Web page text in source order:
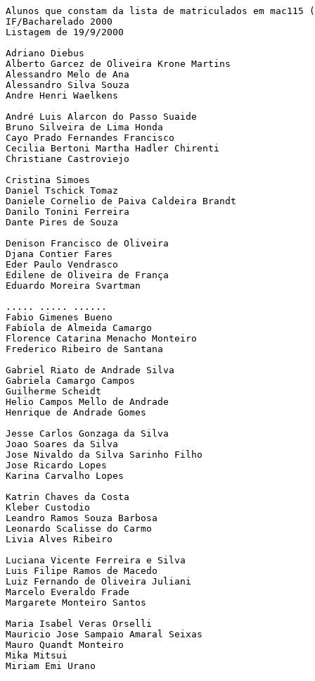
Alunos que constam da lista de matriculados em mac115
IF/Bacharelado 2000
Listagem de 19/9/2000
Adriano Diebus
Alberto Garcez de Oliveira Krone Martins
Alessandro Melo de Ana
Alessandro Silva Souza
Andre Henri Waelkens
André Luis Alarcon do Passo Suaide
Bruno Silveira de Lima Honda
Cayo Prado Fernandes Francisco
Cecilia Bertoni Martha Hadler Chirenti
Christiane Castroviejo
Cristina Simoes
Daniel Tschick Tomaz
Daniele Cornelio de Paiva Caldeira Brandt
Danilo Tonini Ferreira
Dante Pires de Souza
Denison Francisco de Oliveira
Djana Contier Fares
Eder Paulo Vendrasco
Edilene de Oliveira de França
Eduardo Moreira Svartman
..... ..... ......
Fabio Gimenes Bueno
Fabíola de Almeida Camargo
Florence Catarina Menacho Monteiro
Frederico Ribeiro de Santana
Gabriel Riato de Andrade Silva
Gabriela Camargo Campos
Guilherme Scheidt
Helio Campos Mello de Andrade
Henrique de Andrade Gomes
Jesse Carlos Gonzaga da Silva
Joao Soares da Silva
Jose Nivaldo da Silva Sarinho Filho
Jose Ricardo Lopes
Karina Carvalho Lopes
Katrin Chaves da Costa
Kleber Custodio
Leandro Ramos Souza Barbosa
Leonardo Scalisse do Carmo
Livia Alves Ribeiro
Luciana Vicente Ferreira e Silva
Luis Filipe Ramos de Macedo
Luiz Fernando de Oliveira Juliani
Marcelo Everaldo Frade
Margarete Monteiro Santos
Maria Isabel Veras Orselli
Mauricio Jose Sampaio Amaral Seixas
Mauro Quandt Monteiro
Mika Mitsui
Miriam Emi Urano